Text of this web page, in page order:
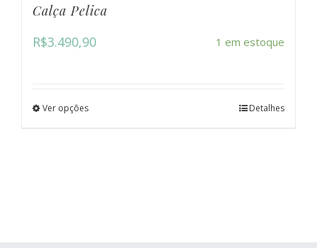
Calça Pelica
R$3.490,90 1 em estoque
Ver opções Detalhes